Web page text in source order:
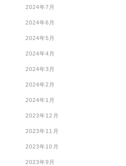
2024年7月
2024年6月
2024年5月
2024年4月
2024年3月
2024年2月
2024年1月
2023年12月
2023年11月
2023年10月
2023年9月